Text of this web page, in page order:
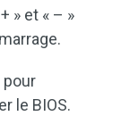
» et « – »
pour
le BIOS.